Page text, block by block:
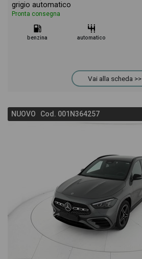
grigio automatico
Pronta consegna
benzina automatico
Vai alla scheda >>
NUOVO Cod. 001N364257